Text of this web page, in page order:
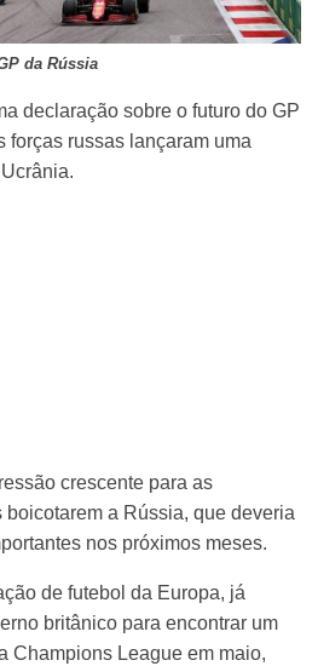
da Rússia
declaração sobre o futuro do GP
forças russas lançaram uma
crescente para as
a Rússia, que deveria
nos próximos meses.
de futebol da Europa, já
britânico para encontrar um
Champions League em maio,